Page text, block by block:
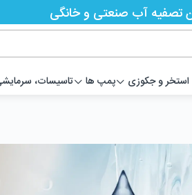
استخر و جکوزی پمپ ها تاسیسات،
تصفیه آب صنعتی و خانگی